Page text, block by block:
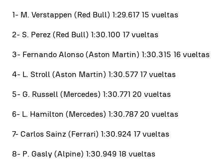
1- M. Verstappen (Red Bull) 1:29.617 15 vueltas
2- S. Perez (Red Bull) 1:30.100 17 vueltas
3- Fernando Alonso (Aston Martin) 1:30.315 16 vueltas
4- L. Stroll (Aston Martin) 1:30.577 17 vueltas
5- G. Russell (Mercedes) 1:30.771 20 vueltas
6- L. Hamilton (Mercedes) 1:30.787 20 vueltas
7- Carlos Sainz (Ferrari) 1:30.924 17 vueltas
8- P. Gasly (Alpine) 1:30.949 18 vueltas